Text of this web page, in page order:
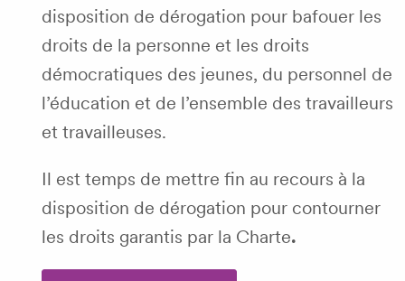
disposition de dérogation pour bafouer les
droits de la personne et les droits
démocratiques des jeunes, du personnel de
l’éducation et de l’ensemble des travailleurs
et travailleuses.
Il est temps de mettre fin au recours à la
disposition de dérogation pour contourner
les droits garantis par la Charte.